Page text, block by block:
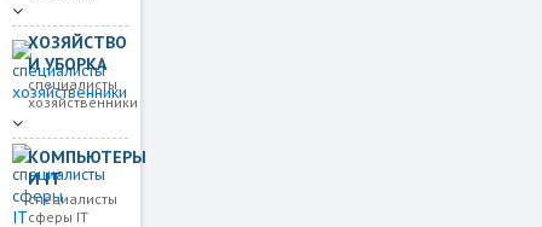
ХОЗЯЙСТВО
И УБОРКА
специалисты
хозяйственники
КОМПЬЮТЕРЫ
И IT
специалисты
сферы IT